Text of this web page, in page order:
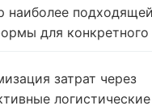
наиболее подходящей
для конкретного
затрат через